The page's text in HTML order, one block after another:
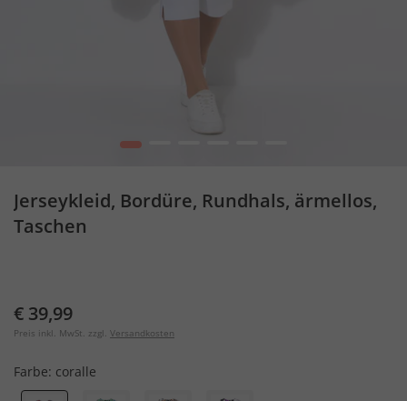
1
Jerseykleid, Bordüre, Rundhals, ärmellos,
Taschen
€ 39,99
Preis inkl. MwSt. zzgl. Versandkosten
Farbe: coralle